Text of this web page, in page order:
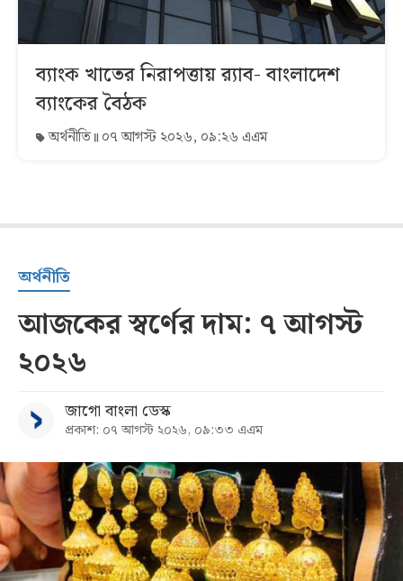
ব্যাংক খাতের নিরাপত্তায় র‌্যাব- বাংলাদেশ
ব্যাংকের বৈঠক
অর্থনীতি ০৭ আগস্ট ২০২৬, ০৯:২৬ এএম
অর্থনীতি
আজকের স্বর্ণের দাম: ৭ আগস্ট
২০২৬
জাগো বাংলা ডেস্ক
প্রকাশ: ০৭ আগস্ট ২০২৬, ০৯:৩৩ এএম